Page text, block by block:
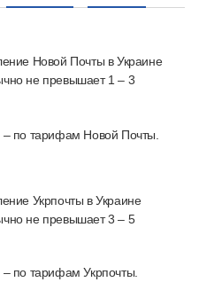
Новой Почты в Украине
не превышает 1 – 3
– по тарифам Новой Почты.
Укрпочты в Украине
не превышает 3 – 5
– по тарифам Укрпочты.